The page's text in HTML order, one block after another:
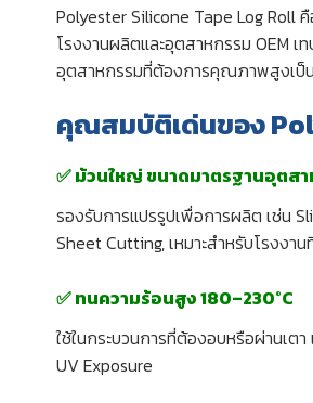
Polyester Silicone Tape Log Roll
โรงงานผลิตและอุตสาหกรรม OEM
อุตสาหกรรมที่ต้องการคุณภาพสูงเป็
คุณสมบัติเด่นของ
✅ ม้วนใหญ่ ขนาดมาตรฐานอุตส
รองรับการแปรรูปเพื่อการผลิต เช่น
Sheet Cutting, เหมาะสำหรับโรงงา
✅ ทนความร้อนสูง 180–230°C
ใช้ในกระบวนการที่ต้องอบหรือผ่านเต
UV Exposure